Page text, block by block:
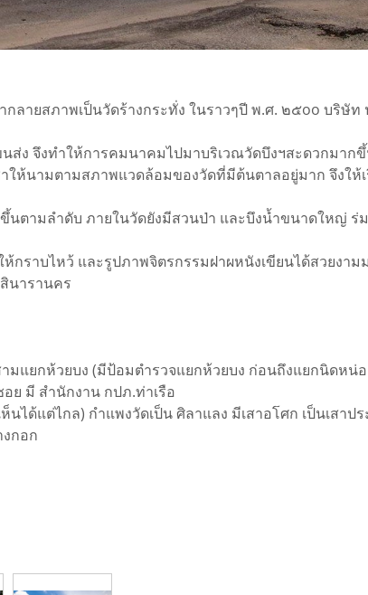
ลายสภาพเป็นวัดร้างกระทั่ง ในราวๆปี พ.ศ. ๒๕oo บริษัท
ง จึงทำให้การคมนาคมไปมาบริเวณวัดบึงฯสะดวกมาก
ห้นามตามสภาพแวดล้อมของวัดที่มีต้นตาลอยู่มาก จึงให้
ตามลำดับ ภายในวัดยังมีสวนป่า และบึงน้ำขนาดใหญ่ ร่
ราบไหว้ และรูปภาพจิตรกรรมฝาผหนังเขียนได้สวยงาม
นารานคร
มแยกห้วยบง (มีป้อมตำรวจแยกห้วยบง ก่อนถึงแยกนิดหน่
ย มี สำนักงาน กปภ.ท่าเรือ
ได้แต่ไกล) กำแพงวัดเป็น ศิลาแลง มีเสาอโศก เป็นเสาป
กอก